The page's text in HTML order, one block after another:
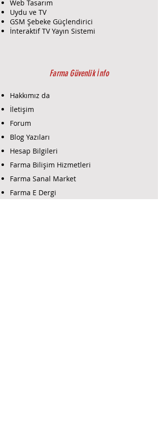
Web Tasarım
Uydu ve TV
GSM Şebeke Güçlendirici
İnteraktif TV Yayın Sistemi
Farma Güvenlik İnfo
Hakkımız da
İletişim
Forum
Blog Yazıları
Hesap Bilgileri
Farma Bilişim Hizmetleri
Farma Sanal Market
Farma E Dergi